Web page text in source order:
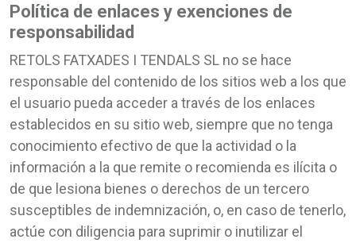
Política de enlaces y exenciones de
responsabilidad
RETOLS FATXADES I TENDALS SL no se hace
responsable del contenido de los sitios web a los que
el usuario pueda acceder a través de los enlaces
establecidos en su sitio web, siempre que no tenga
conocimiento efectivo de que la actividad o la
información a la que remite o recomienda es ilícita o
de que lesiona bienes o derechos de un tercero
susceptibles de indemnización, o, en caso de tenerlo,
actúe con diligencia para suprimir o inutilizar el